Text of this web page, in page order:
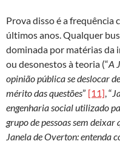
Prova disso é a frequência
últimos anos. Qualquer
dominada por matérias da
ou desonestos à teoria (“A
opinião pública se deslocar
mérito das questões” [11] , “
engenharia social utilizado
grupo de pessoas sem deixar
Janela de Overton: entenda